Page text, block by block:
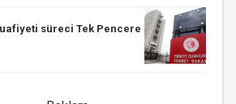
süreci Tek Pencere